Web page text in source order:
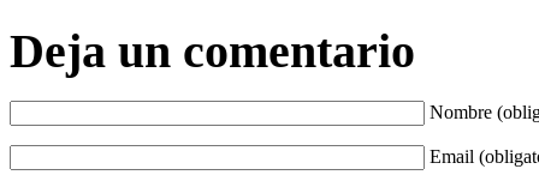
Deja un comentario
Nombre
Email